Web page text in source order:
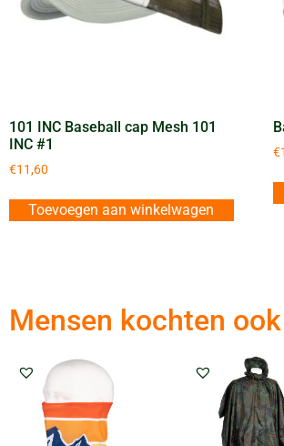
101 INC Baseball cap Mesh 101
INC #1
€11,60
Toevoegen aan winkelwagen
€
Mensen kochten ook